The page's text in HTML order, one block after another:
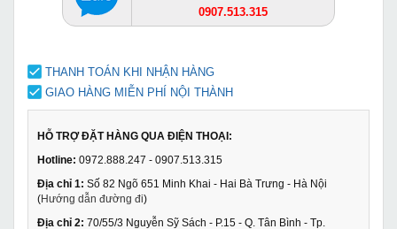
0907.513.315
THANH TOÁN KHI NHẬN HÀNG
GIAO HÀNG MIỄN PHÍ NỘI THÀNH
HỖ TRỢ ĐẶT HÀNG QUA ĐIỆN THOẠI:
Hotline: 0972.888.247 - 0907.513.315
Địa chỉ 1: Số 82 Ngõ 651 Minh Khai - Hai Bà Trưng - Hà Nội
(Hướng dẫn đường đi)
Địa chỉ 2: 70/55/3 Nguyễn Sỹ Sách - P.15 - Q. Tân Bình - Tp.